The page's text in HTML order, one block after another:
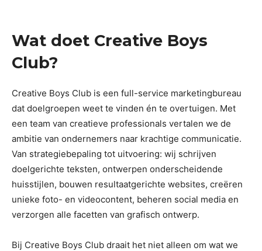
Wat doet Creative Boys
Club?
Creative Boys Club is een full-service marketingbureau
dat doelgroepen weet te vinden én te overtuigen. Met
een team van creatieve professionals vertalen we de
ambitie van ondernemers naar krachtige communicatie.
Van strategiebepaling tot uitvoering: wij schrijven
doelgerichte teksten, ontwerpen onderscheidende
huisstijlen, bouwen resultaatgerichte websites, creëren
unieke foto- en videocontent, beheren social media en
verzorgen alle facetten van grafisch ontwerp.
Bij Creative Boys Club draait het niet alleen om wat we